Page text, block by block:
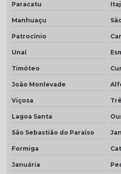
Telha portuguesa resinada preço
Telha resinada cinza
Telha resinada marfim
Telha resinada portuguesa
Telha resinada preço
Telha resinada romana
Telha romana branca natural
Telha romana natural
Paracatu
Manhuaçu
Patrocínio
Unaí
Timóteo
João Monlevade
Viçosa
Lagoa Santa
São Sebastião do Paraíso
Formiga
Januária